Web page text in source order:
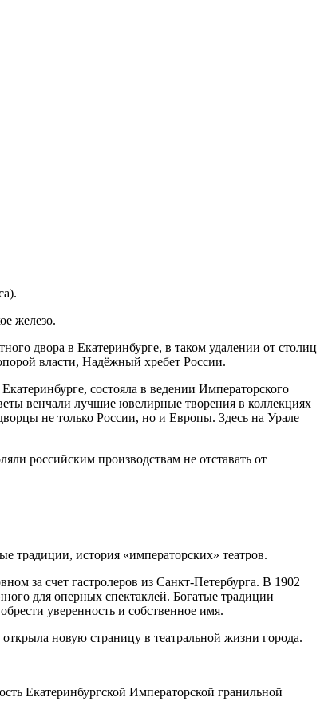
железо.
двора в Екатеринбурге, в таком удалении от столиц
власти, Надёжный хребет России.
состояла в ведении Императорского
венчали лучшие ювелирные творения в коллекциях
не только России, но и Европы. Здесь на Урале
российским производствам не отставать от
традиции, история «императорских» театров.
за счет гастролеров из Санкт-Петербурга. В 1902
для оперных спектаклей. Богатые традиции
уверенность и собственное имя.
новую страницу в театральной жизни города.
Екатеринбургской Императорской гранильной